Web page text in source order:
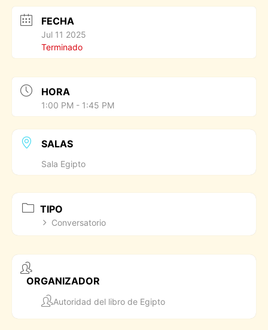
FECHA
Jul 11 2025
Terminado
HORA
1:00 PM - 1:45 PM
SALAS
Sala Egipto
TIPO
Conversatorio
ORGANIZADOR
Autoridad del libro de Egipto